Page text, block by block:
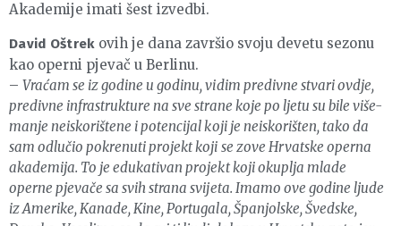
Akademije imati šest izvedbi.
David Oštrekovih je dana završio svoju devetu sezonu
kao operni pjevač u Berlinu.
–Vraćam se iz godine u godinu, vidim predivne stvari ovdje,
predivne infrastrukture na sve strane koje po ljetu su bile više-
manje neiskorištene i potencijal koji je neiskorišten, tako da
sam odlučio pokrenuti projekt koji se zove Hrvatske operna
akademija. To je edukativan projekt koji okuplja mlade
operne pjevače sa svih strana svijeta. Imamo ove godine ljude
iz Amerike, Kanade, Kine, Portugala, Španjolske, Švedske,